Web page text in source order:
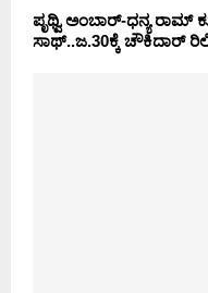
ಪೃಥ್ವಿ ಅಂಬಾರ್-ಧನ್ಯ ರಾಮ್
ಸಾಥ್..ಜ.30ಕ್ಕೆ ಚೌಕಿದಾರ್